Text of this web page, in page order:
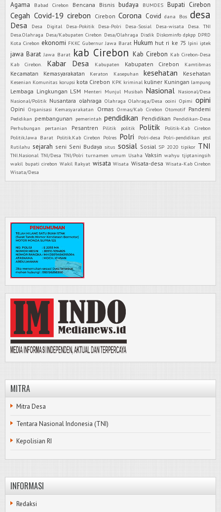
Agama Babad Cirebon Bencana Bisnis budaya BUMDES Bupati Cirebon
Cegah Covid-19 cirebon Cirebon Corona Covid dana Bos desa
Desa Desa Digital Desa-Pokitik Desa-Polri Desa-Sosial Desa-wisata
Desa. TNI
Desa.Olahraga Desa/Kabupaten Cirebon Desa/Olahraga Disdik Diskominfo dpkpp DPRD
Kota Cirebon ekonomi FKKC Gubernur Jawa Barat Hukum hut ri ke 75 Ipini iptek
jawa Barat Jawa Barat kab Cirebon Kab Cirebon Kab Cirebon-Desa
Kab Cirebon.
Kabar Desa Kabupaten Kabupaten Cirebon Kamtibmas
Kecamatan Kemasyarakatan Keraton Kasepuhan kesehatan Kesehatan
Kesenian Komunitas korupsi kota Cirebon KPK kriminal kuliner Kuningan lampung
Lembaga Lingkungan LSM Menteri Munjul Musibah Nasional Nasional/Desa
Nasional/Politik Nusantara olahraga Olahraga Olahraga/Desa ooini Opimi opini
Opini Organisasi Kemasyarakatan Ormas Ormas/Kab Cirebon Otomotif Pandemi
Pedidikan pembangunan pemerintah pendidikan Pendidikan Pendidikan-Desa
Perhubungan
pertanian Pesantren Pilitik politik Politik
Politik-Kab Cirebon
Politik.Jawa Barat Politik.Kab Cirebon Polres Polri Polri-desa Polri-pendidikan ptsl
Rutilahu sejarah seni Seni Budaya situs sosial Sosial SP 2020 tipikor TNI
TNI.Nasional TNI/Desa TNI/Polri turnamen umum Usaha Vaksin wahyu tjiptaningsih
wakil bupati cirebon Wakil Rakyat wisata Wisata Wisata-desa Wisata-Kab Cirebon
Wisata/Desa
MITRA
Mitra Desa
Tentara Nasional Indonesia (TNI)
Kepolisian RI
INFORMASI
Redaksi